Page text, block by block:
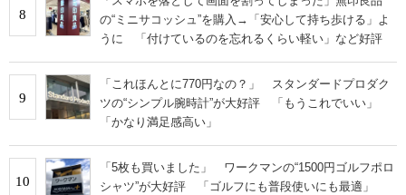
8
の“ミニサコッシュ”を購入→「安心して持ち歩ける」よ
うに 「付けているのを忘れるくらい軽い」など好評
9
「これほんとに770円なの？」 スタンダードプロダク
ツの“シンプル腕時計”が大好評 「もうこれでいい」
「かなり満足感高い」
10
「5枚も買いました」 ワークマンの“1500円ゴルフポロ
シャツ”が大好評 「ゴルフにも普段使いにも最適」